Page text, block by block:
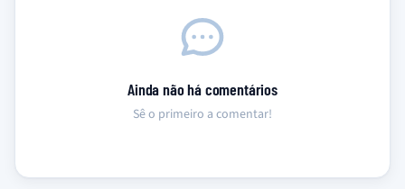
Ainda não há comentários
Sê o primeiro a comentar!